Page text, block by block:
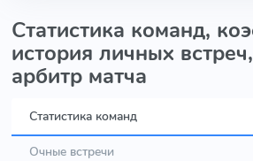
Статистика команд,
история личных
арбитр матча
Статистика команд
Очные встречи